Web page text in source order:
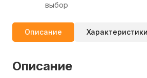
выбор
Описание Характеристики
Описание